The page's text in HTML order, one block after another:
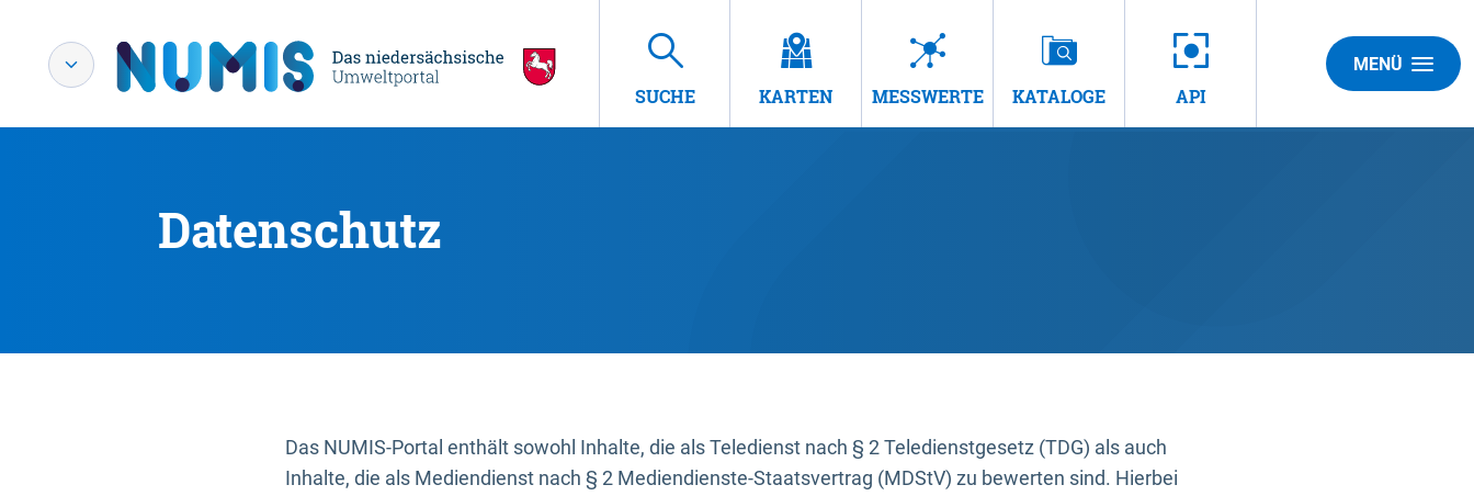
SUCHE KARTEN MESSWERTE KATALOGE API
MENÜ
Datenschutz
Das NUMIS-Portal enthält sowohl Inhalte, die als Teledienst nach § 2 Teledienstgesetz (TDG) als auch
Inhalte, die als Mediendienst nach § 2 Mediendienste-Staatsvertrag (MDStV) zu bewerten sind. Hierbei